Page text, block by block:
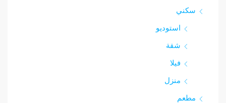
سكني
استوديو
شقة
فيلا
منزل
مطعم